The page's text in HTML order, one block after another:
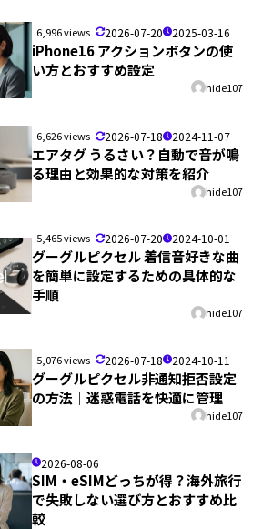
6,996 views 2026-07-20 2025-03-16
iPhone16 アクションボタンの使
い方とおすすめ設定
hide107
6,626 views 2026-07-18 2024-11-07
エアタグ うるさい？自動で音が鳴
る理由と効果的な対策を紹介
hide107
5,465 views 2026-07-20 2024-10-01
グーグルピクセル 着信音好きな曲
を簡単に設定するための具体的な
手順
hide107
5,076 views 2026-07-18 2024-10-11
グーグルピクセル非通知拒否設定
の方法｜迷惑電話を快適に管理
hide107
2026-08-06
SIM・eSIMどっちが得？海外旅行
で失敗しない選び方とおすすめ比
較